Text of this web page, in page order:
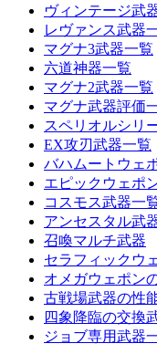
ヴィンテージ武
レヴァンス武器
マグナ3武器一覧
六道神器一覧
マグナ2武器一覧
マグナ武器評価
スペリオルシリ
EX攻刃武器一覧
バハムートウェ
エピックウェポ
コスモス武器一
アンセスタル武
召喚マルチ武器
セラフィックウ
オメガウェポン
古戦場武器の性
四象降臨の交換
ジョブ専用武器